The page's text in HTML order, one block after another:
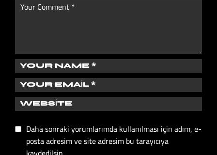
Daha sonraki yorumlarımda kullanılması için adım, e-
posta adresim ve site adresim bu tarayıcıya